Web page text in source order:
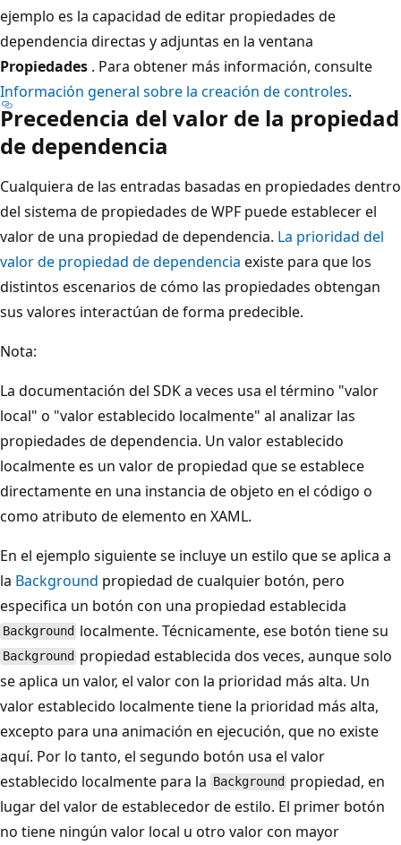
ejemplo es la capacidad de editar propiedades de
dependencia directas y adjuntas en la ventana
Propiedades . Para obtener más información, consulte
Información general sobre la creación de controles.
Precedencia del valor de la propiedad
de dependencia
Cualquiera de las entradas basadas en propiedades dentro
del sistema de propiedades de WPF puede establecer el
valor de una propiedad de dependencia. La prioridad del
valor de propiedad de dependencia existe para que los
distintos escenarios de cómo las propiedades obtengan
sus valores interactúan de forma predecible.
Nota:
La documentación del SDK a veces usa el término "valor
local" o "valor establecido localmente" al analizar las
propiedades de dependencia. Un valor establecido
localmente es un valor de propiedad que se establece
directamente en una instancia de objeto en el código o
como atributo de elemento en XAML.
En el ejemplo siguiente se incluye un estilo que se aplica a
la Background propiedad de cualquier botón, pero
especifica un botón con una propiedad establecida
Background localmente. Técnicamente, ese botón tiene su
Background propiedad establecida dos veces, aunque solo
se aplica un valor, el valor con la prioridad más alta. Un
valor establecido localmente tiene la prioridad más alta,
excepto para una animación en ejecución, que no existe
aquí. Por lo tanto, el segundo botón usa el valor
establecido localmente para la Background propiedad, en
lugar del valor de establecedor de estilo. El primer botón
no tiene ningún valor local u otro valor con mayor